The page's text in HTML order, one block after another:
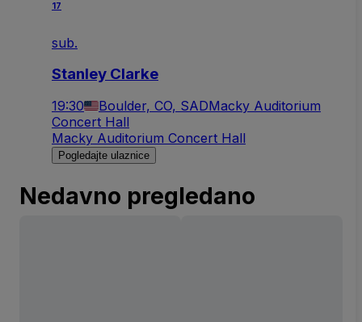
17
sub.
Stanley Clarkе
19:30 Boulder, CO, SADMacky Auditorium
Concert Hall
Macky Auditorium Concert Hall
Pogledajte ulaznice
Nedavno pregledano